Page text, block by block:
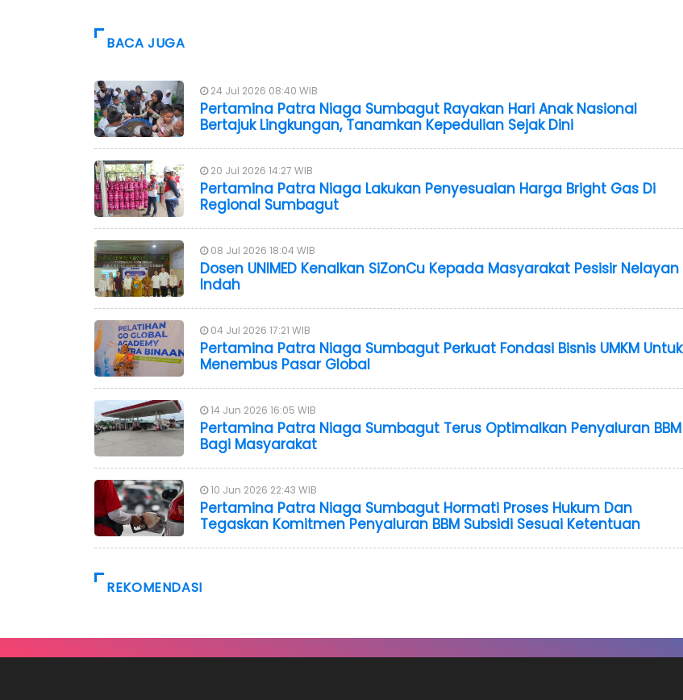
BACA JUGA
24 Jul 2026 08:40 WIB
Pertamina Patra Niaga Sumbagut Rayakan Hari Anak Nasional
Bertajuk Lingkungan, Tanamkan Kepedulian Sejak Dini
20 Jul 2026 14:27 WIB
Pertamina Patra Niaga Lakukan Penyesuaian Harga Bright Gas Di
Regional Sumbagut
08 Jul 2026 18:04 WIB
Dosen UNIMED Kenalkan SiZonCu Kepada Masyarakat Pesisir Nelayan
Indah
04 Jul 2026 17:21 WIB
Pertamina Patra Niaga Sumbagut Perkuat Fondasi Bisnis UMKM Untuk
Menembus Pasar Global
14 Jun 2026 16:05 WIB
Pertamina Patra Niaga Sumbagut Terus Optimalkan Penyaluran BBM
Bagi Masyarakat
10 Jun 2026 22:43 WIB
Pertamina Patra Niaga Sumbagut Hormati Proses Hukum Dan
Tegaskan Komitmen Penyaluran BBM Subsidi Sesuai Ketentuan
REKOMENDASI